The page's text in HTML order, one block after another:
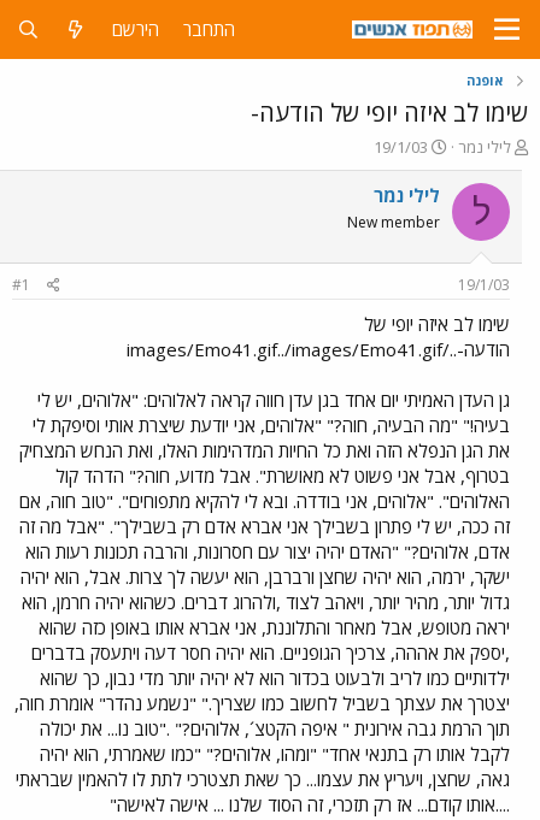
התחבר הירשם
אופנה
שימו לב איזה יופי של הודעה-
פ
ו
ת
ח
ה
ש
א
לילי נמר
פ
ו
ר
ם
ר
ך
19/1/03
ל לילי נמר
New member
19/1/03
#1
שימו לב איזה יופי של
הודעה-../images/Emo41.gif../images/Emo41.gif
גן העדן האמיתי יום אחד בגן עדן חווה קראה לאלוהים: "אלוהים, יש לי
בעיה!" "מה הבעיה, חוה?" "אלוהים, אני יודעת שיצרת אותי וסיפקת לי
את הגן הנפלא הזה ואת כל החיות המדהימות האלו, ואת הנחש המצחיק
בטרוף, אבל אני פשוט לא מאושרת". אבל מדוע, חוה?" הדהד קול
האלוהים". "אלוהים, אני בודדה. ובא לי להקיא מתפוחים". "טוב חוה, אם
זה ככה, יש לי פתרון בשבילך אני אברא אדם רק בשבילך". "אבל מה זה
אדם, אלוהים?" "האדם יהיה יצור עם חסרונות, והרבה תכונות רעות הוא
ישקר, ירמה, הוא יהיה שחצן ורברבן, הוא יעשה לך צרות. אבל, הוא יהיה
גדול יותר, מהיר יותר, ויאהב לצוד ,ולהרוג דברים. כשהוא יהיה חרמן, הוא
יראה מטופש, אבל מאחר והתלוננת, אני אברא אותו באופן כזה שהוא
,יספק את אההה, צרכיך הגופניים. הוא יהיה חסר דעה ויתעסק בדברים
ילדותיים כמו לריב ולבעוט בכדור הוא לא יהיה יותר מדי נבון, כך שהוא
יצטרך את עצתך בשביל לחשוב כמו שצריך." "נשמע נהדר" אומרת חוה,
תוך הרמת גבה אירונית " איפה הקטצ´, אלוהים?" ."טוב נו... את יכולה
לקבל אותו רק בתנאי אחד" "ומהו, אלוהים?" "כמו שאמרתי, הוא יהיה
גאה, שחצן, ויעריץ את עצמו... כך שאת תצטרכי לתת לו להאמין שבראתי
....אותו קודם... אז רק תזכרי, זה הסוד שלנו ... אישה לאישה"